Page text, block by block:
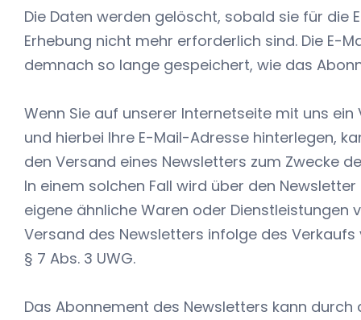
Die Daten werden gelöscht, sobald sie für die
Erhebung nicht mehr erforderlich sind. Die E-
demnach so lange gespeichert, wie das
Wenn Sie auf unserer Internetseite mit uns
und hierbei Ihre E-Mail-Adresse hinterlegen,
den Versand eines Newsletters zum Zwecke
In einem solchen Fall wird über den
eigene ähnliche Waren oder Dienstleistungen
Versand des Newsletters infolge des
§ 7 Abs. 3 UWG.
Das Abonnement des Newsletters kann